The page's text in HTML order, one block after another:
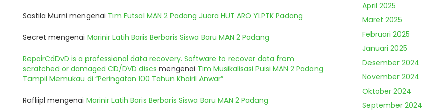
Sastila Murni mengenai Tim Futsal MAN 2 Padang Juara HUT ARO YLPTK Padang
Secret mengenai Marinir Latih Baris Berbaris Siswa Baru MAN 2 Padang
RepairCdDvD is a professional data recovery. Software to recover data from
scratched or damaged CD/DVD discs mengenai Tim Musikalisasi Puisi MAN 2 Padang
Tampil Memukau di “Peringatan 100 Tahun Khairil Anwar”
Rafliipl mengenai Marinir Latih Baris Berbaris Siswa Baru MAN 2 Padang
April 2025
Maret 2025
Februari 2025
Januari 2025
Desember 2024
November 2024
Oktober 2024
September 2024